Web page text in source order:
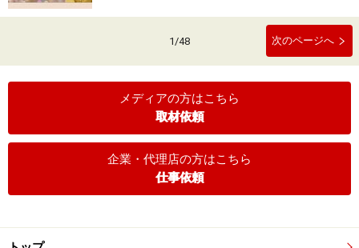
1/48 次のページへ
メディアの方はこちら
取材依頼
企業・代理店の方はこちら
仕事依頼